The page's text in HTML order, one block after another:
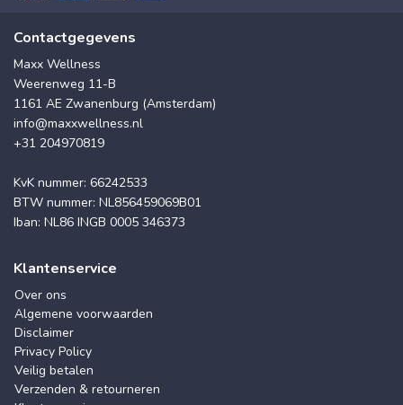
Contactgegevens
Maxx Wellness
Weerenweg 11-B
1161 AE Zwanenburg (Amsterdam)
info@maxxwellness.nl
+31 204970819
KvK nummer: 66242533
BTW nummer: NL856459069B01
Iban: NL86 INGB 0005 346373
Klantenservice
Over ons
Algemene voorwaarden
Disclaimer
Privacy Policy
Veilig betalen
Verzenden & retourneren